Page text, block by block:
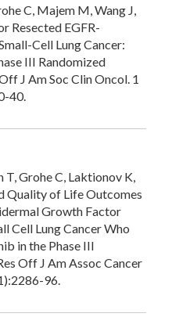
C, Majem M, Wang J,
Resected EGFR-
Cell Lung Cancer:
III Randomized
J Am Soc Clin Oncol. 1
40.
T, Grohe C, Laktionov K,
Quality of Life Outcomes
Growth Factor
Cell Lung Cancer Who
in the Phase III
Off J Am Assoc Cancer
96.